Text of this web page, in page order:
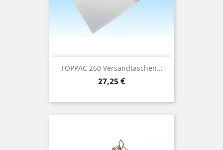
TOPPAC 260 Versandtaschen...
Preis
27,25 €